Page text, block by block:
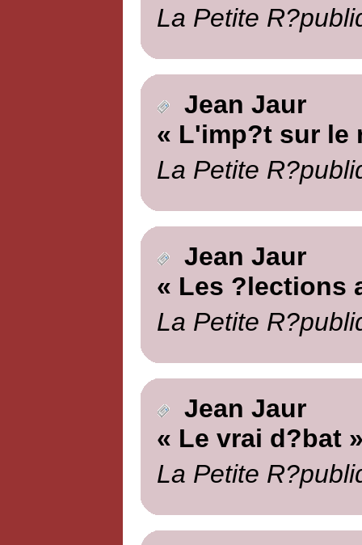
La Petite
Jean Jaur
« L'imp?t sur le
La Petite
Jean Jaur
« Les ?lections
La Petite
Jean Jaur
« Le vrai d?bat
La Petite